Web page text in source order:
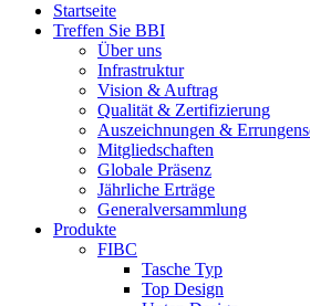
Startseite
Treffen Sie BBI
Über uns
Infrastruktur
Vision & Auftrag
Qualität & Zertifizierung
Auszeichnungen &
Mitgliedschaften
Globale Präsenz
Jährliche Erträge
Generalversammlung
Produkte
FIBC
Tasche Typ
Top Design